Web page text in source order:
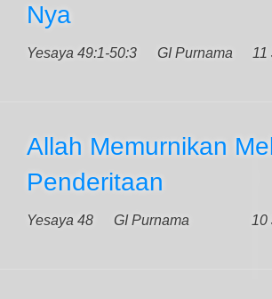
Nya
Yesaya 49:1-50:3 11
GI Purnama
Allah Memurnikan
Penderitaan
Yesaya 48 10
GI Purnama